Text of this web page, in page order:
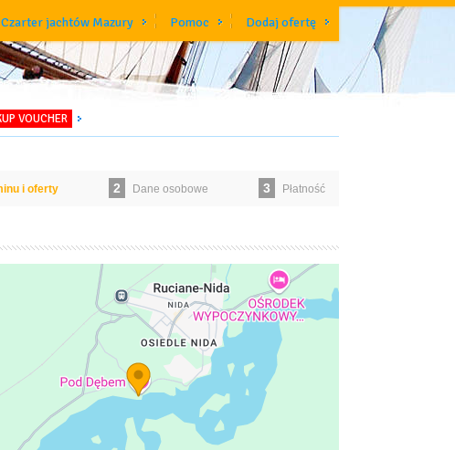
Czarter jachtów Mazury Pomoc Dodaj ofertę
VOUCHER
i oferty 2 Dane osobowe 3 Płatność